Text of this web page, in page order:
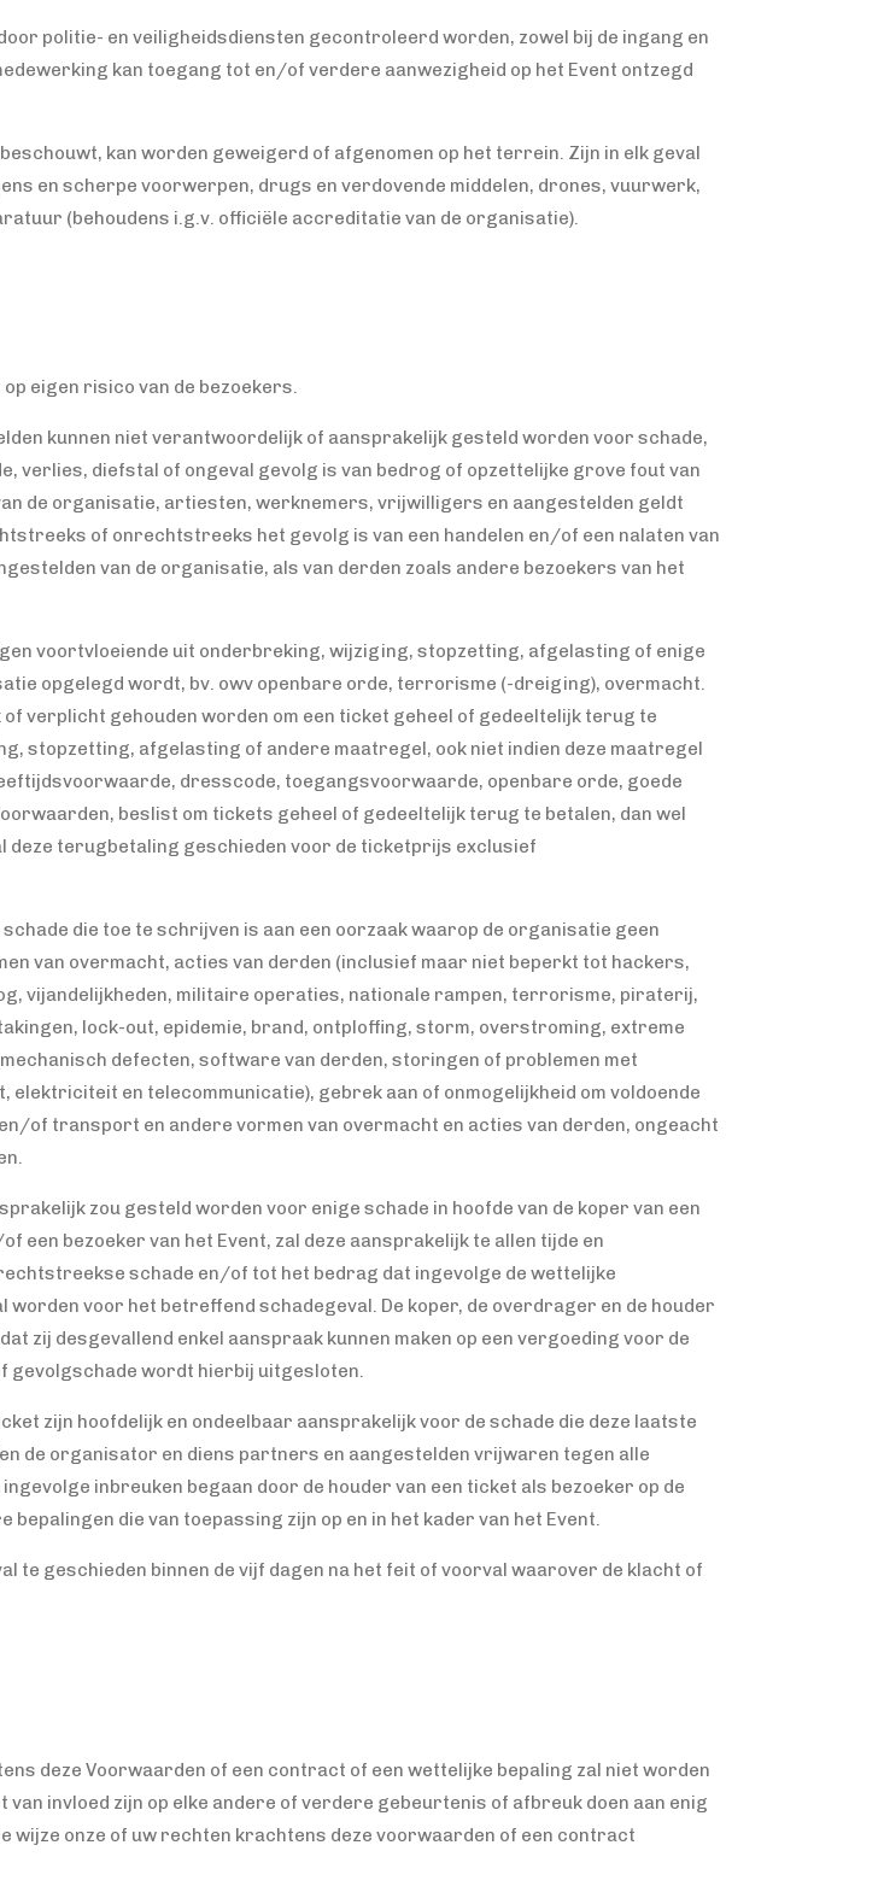
politie- en veiligheidsdiensten gecontroleerd worden, zowel bij de ingang en
kan toegang tot en/of verdere aanwezigheid op het Event ontzegd
kan worden geweigerd of afgenomen op het terrein. Zijn in elk geval
en scherpe voorwerpen, drugs en verdovende middelen, drones, vuurwerk,
(behoudens i.g.v. officiële accreditatie van de organisatie).
eigen risico van de bezoekers.
kunnen niet verantwoordelijk of aansprakelijk gesteld worden voor schade,
verlies, diefstal of ongeval gevolg is van bedrog of opzettelijke grove fout van
de organisatie, artiesten, werknemers, vrijwilligers en aangestelden geldt
of onrechtstreeks het gevolg is van een handelen en/of een nalaten van
van de organisatie, als van derden zoals andere bezoekers van het
voortvloeiende uit onderbreking, wijziging, stopzetting, afgelasting of enige
opgelegd wordt, bv. owv openbare orde, terrorisme (-dreiging), overmacht.
verplicht gehouden worden om een ticket geheel of gedeeltelijk terug te
stopzetting, afgelasting of andere maatregel, ook niet indien deze maatregel
dresscode, toegangsvoorwaarde, openbare orde, goede
beslist om tickets geheel of gedeeltelijk terug te betalen, dan wel
terugbetaling geschieden voor de ticketprijs exclusief
die toe te schrijven is aan een oorzaak waarop de organisatie geen
van overmacht, acties van derden (inclusief maar niet beperkt tot hackers,
vijandelijkheden, militaire operaties, nationale rampen, terrorisme, piraterij,
lock-out, epidemie, brand, ontploffing, storm, overstroming, extreme
defecten, software van derden, storingen of problemen met
en telecommunicatie), gebrek aan of onmogelijkheid om voldoende
of transport en andere vormen van overmacht en acties van derden, ongeacht
zou gesteld worden voor enige schade in hoofde van de koper van een
bezoeker van het Event, zal deze aansprakelijk te allen tijde en
schade en/of tot het bedrag dat ingevolge de wettelijke
voor het betreffend schadegeval. De koper, de overdrager en de houder
zij desgevallend enkel aanspraak kunnen maken op een vergoeding voor de
gevolgschade wordt hierbij uitgesloten.
zijn hoofdelijk en ondeelbaar aansprakelijk voor de schade die deze laatste
de organisator en diens partners en aangestelden vrijwaren tegen alle
inbreuken begaan door de houder van een ticket als bezoeker op de
die van toepassing zijn op en in het kader van het Event.
te geschieden binnen de vijf dagen na het feit of voorval waarover de klacht of
deze Voorwaarden of een contract of een wettelijke bepaling zal niet worden
invloed zijn op elke andere of verdere gebeurtenis of afbreuk doen aan enig
onze of uw rechten krachtens deze voorwaarden of een contract